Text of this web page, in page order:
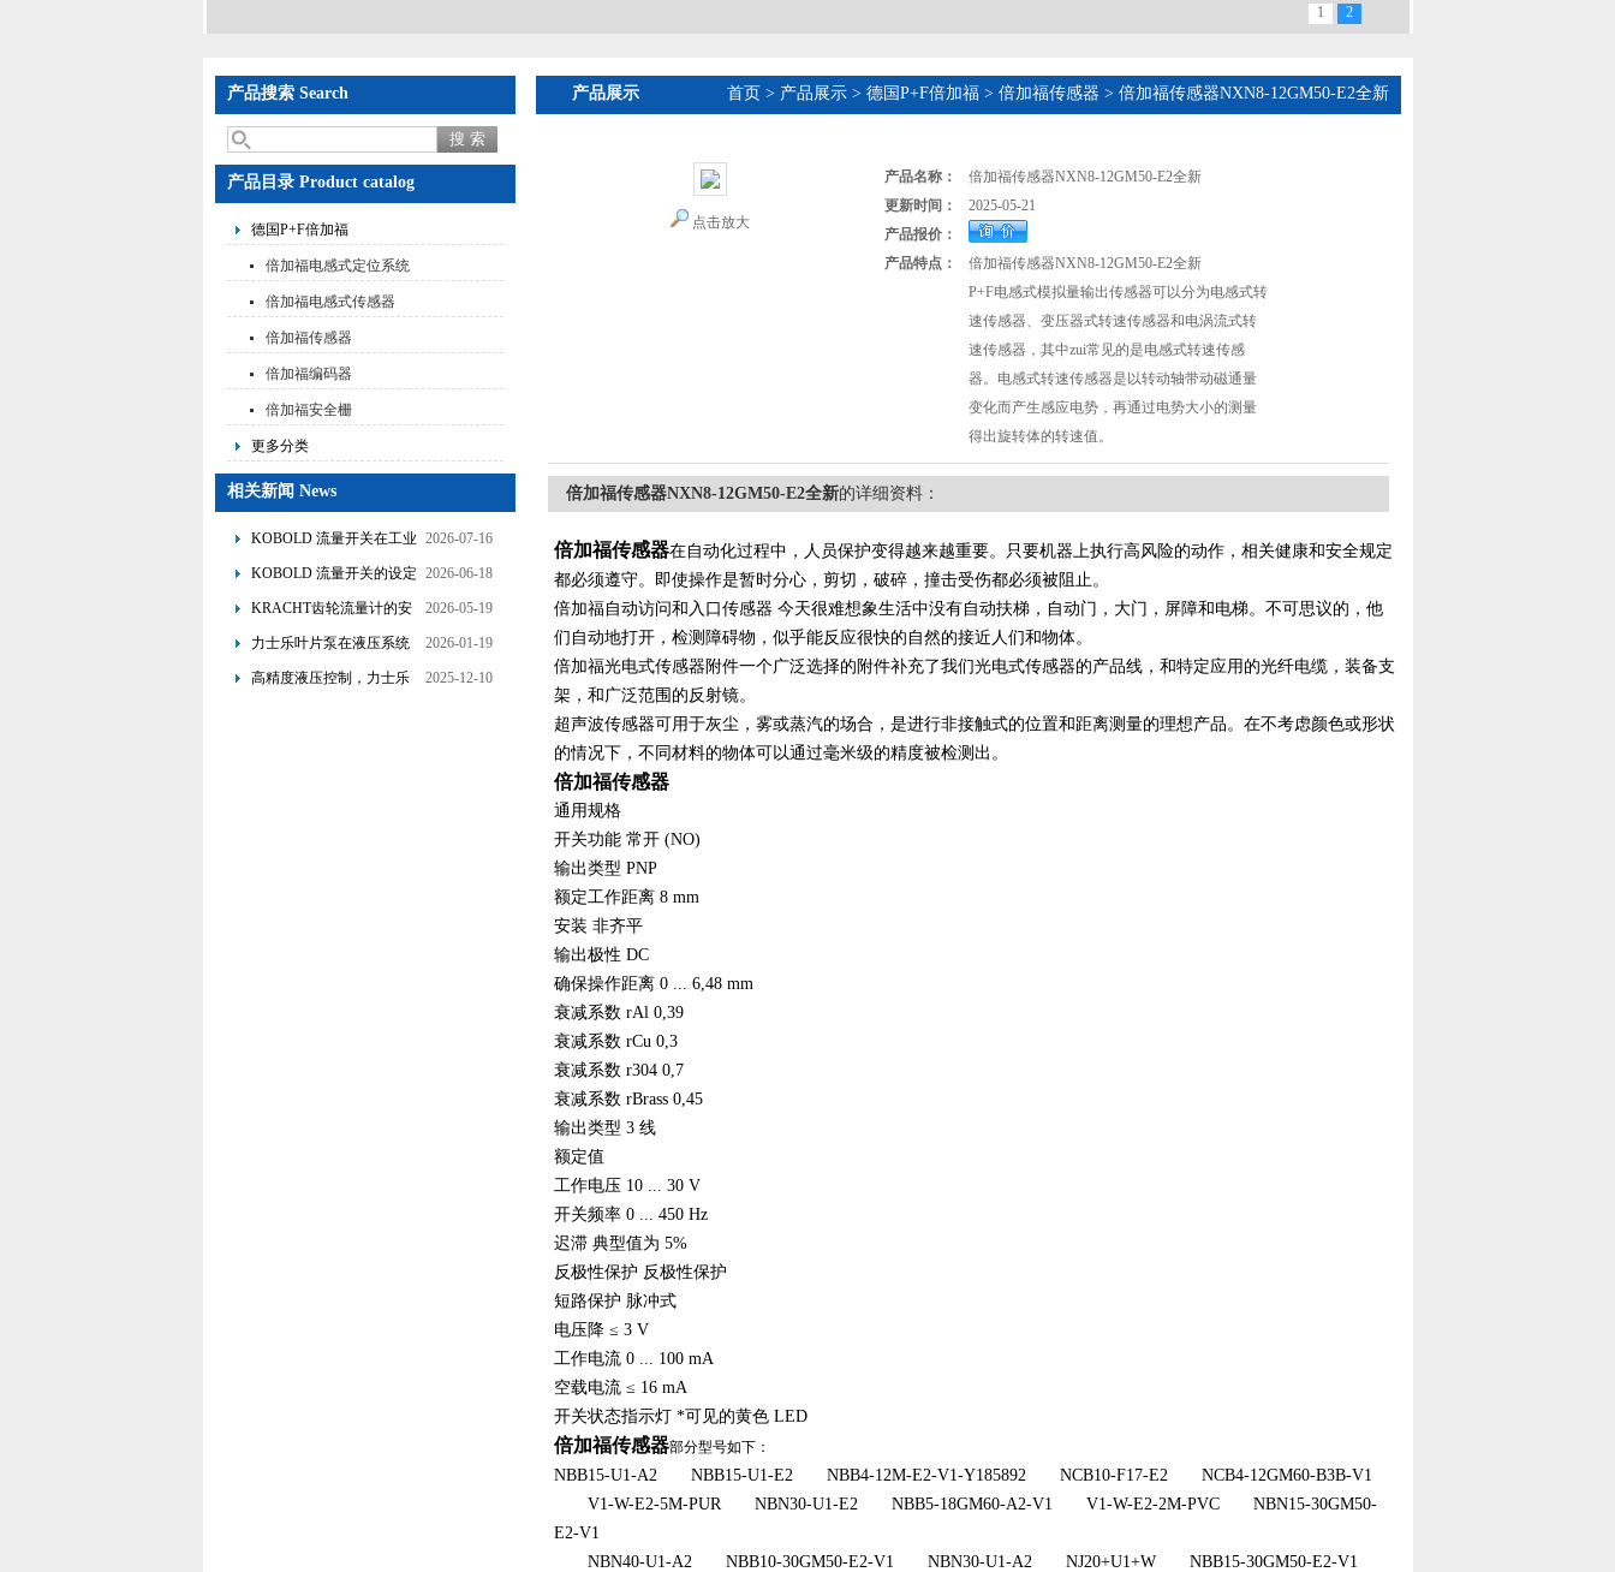
1 2
产品搜索 Search
产品目录 Product catalog
德国P+F倍加福
倍加福电感式定位系统
倍加福电感式传感器
倍加福传感器
倍加福编码器
倍加福安全栅
更多分类
相关新闻 News
KOBOLD 流量开关在工业
管道水流量监测中的应用
2026-07-16
KOBOLD 流量开关的设定
流量调节与刻度指示
2026-06-18
KRACHT齿轮流量计的安
装要求：直管段、过滤器
2026-05-19
力士乐叶片泵在液压系统
中的应用分析
2026-01-19
高精度液压控制，力士乐
2025-12-10
产品展示 首页 > 产品展示> 德国P+F倍加福 > 倍加福传感器 > 倍加福传感器NXN8-12GM50-E2全新
点击放大
产品名称：
倍加福传感器NXN8-12GM50-E2全新
更新时间：
2025-05-21
产品报价：
产品特点：
倍加福传感器NXN8-12GM50-E2全新
P+F电感式模拟量输出传感器可以分为电感式转
速传感器、变压器式转速传感器和电涡流式转
速传感器，其中zui常见的是电感式转速传感
器。电感式转速传感器是以转动轴带动磁通量
变化而产生感应电势，再通过电势大小的测量
得出旋转体的转速值。
倍加福传感器NXN8-12GM50-E2全新的详细资料：
倍加福传感器在自动化过程中，人员保护变得越来越重要。只要机器上执行高风险的动作，相关健康和安全规定
都必须遵守。即使操作是暂时分心，剪切，破碎，撞击受伤都必须被阻止。
倍加福自动访问和入口传感器 今天很难想象生活中没有自动扶梯，自动门，大门，屏障和电梯。不可思议的，他
们自动地打开，检测障碍物，似乎能反应很快的自然的接近人们和物体。
倍加福光电式传感器附件一个广泛选择的附件补充了我们光电式传感器的产品线，和特定应用的光纤电缆，装备支
架，和广泛范围的反射镜。
超声波传感器可用于灰尘，雾或蒸汽的场合，是进行非接触式的位置和距离测量的理想产品。在不考虑颜色或形状
的情况下，不同材料的物体可以通过毫米级的精度被检测出。
倍加福传感器
通用规格
开关功能 常开 (NO)
输出类型 PNP
额定工作距离 8 mm
安装 非齐平
输出极性 DC
确保操作距离 0 ... 6,48 mm
衰减系数 rAl 0,39
衰减系数 rCu 0,3
衰减系数 r304 0,7
衰减系数 rBrass 0,45
输出类型 3 线
额定值
工作电压 10 ... 30 V
开关频率 0 ... 450 Hz
迟滞 典型值为 5%
反极性保护 反极性保护
短路保护 脉冲式
电压降 ≤ 3 V
工作电流 0 ... 100 mA
空载电流 ≤ 16 mA
开关状态指示灯 *可见的黄色 LED
倍加福传感器部分型号如下：
NBB15-U1-A2 NBB15-U1-E2 NBB4-12M-E2-V1-Y185892 NCB10-F17-E2 NCB4-12GM60-B3B-V1
V1-W-E2-5M-PUR NBN30-U1-E2 NBB5-18GM60-A2-V1 V1-W-E2-2M-PVC NBN15-30GM50-
E2-V1
NBN40-U1-A2 NBB10-30GM50-E2-V1 NBN30-U1-A2 NJ20+U1+W NBB15-30GM50-E2-V1